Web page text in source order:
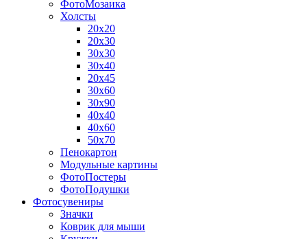
ФотоМозаика
Холсты
20х20
20х30
30х30
30х40
20х45
30х60
30х90
40х40
40х60
50х70
Пенокартон
Модульные картины
ФотоПостеры
ФотоПодушки
Фотоcувениры
Значки
Коврик для мыши